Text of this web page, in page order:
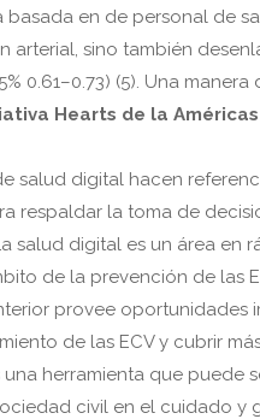
en de personal de
arterial, sino también
0.61–0.73) (5). Una manera
Hearts de la Américas
salud digital hacen
respaldar la toma de
salud digital es un área en
de la prevención de las
provee oportunidades
de las ECV y cubrir
herramienta que puede
civil en el cuidado y